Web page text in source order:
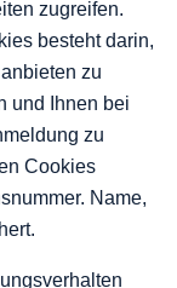
zugreifen.
besteht darin,
zu
und Ihnen bei
zu
Cookies
Name,